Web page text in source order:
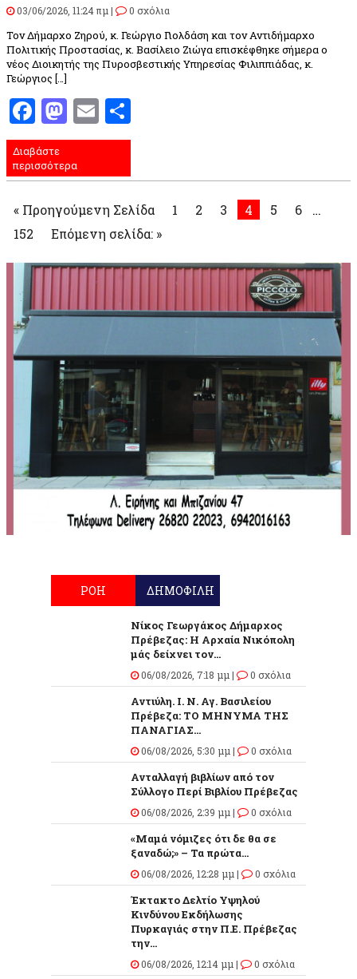
03/06/2026, 11:24 πμ | 0 σχόλια
Τον Δήμαρχο Ζηρού, κ. Γεώργιο Γιολδάση και τον Αντιδήμαρχο
Πολιτικής Προστασίας, κ. Βασίλειο Ζιώγα επισκέφθηκε σήμερα ο
νέος Διοικητής της Πυροσβεστικής Υπηρεσίας Φιλιππιάδας, κ.
Γεώργιος […]
Facebook
Mastodon
Email
Διαβάστε
περισσότερα
« Προηγούμενη Σελίδα 1 2 3 4 5 6
…
152
Επόμενη σελίδα: »
ΡΟΗ ΔΗΜΟΦΙΛΗ
Νίκος Γεωργάκος Δήμαρχος
Πρέβεζας: Η Αρχαία Νικόπολη
μάς δείχνει τον...
06/08/2026, 7:18 μμ | 0 σχόλια
Αντιύλη. Ι. Ν. Αγ. Βασιλείου
Πρέβεζα: ΤΟ ΜΗΝΥΜΑ ΤΗΣ
ΠΑΝΑΓΙΑΣ...
06/08/2026, 5:30 μμ | 0 σχόλια
Ανταλλαγή βιβλίων από τον
Σύλλογο Περί Βιβλίου Πρέβεζας
06/08/2026, 2:39 μμ | 0 σχόλια
«Μαμά νόμιζες ότι δε θα σε
ξαναδώ;» – Τα πρώτα...
06/08/2026, 12:28 μμ | 0 σχόλια
Έκτακτο Δελτίο Υψηλού
Κινδύνου Εκδήλωσης
Πυρκαγιάς στην Π.Ε. Πρέβεζας
την...
06/08/2026, 12:14 μμ | 0 σχόλια